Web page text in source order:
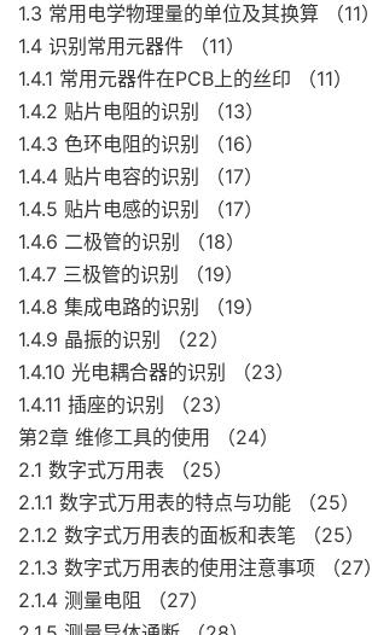
1.3 常用电学物理量的单位及其换算 （11）
1.4 识别常用元器件 （11）
1.4.1 常用元器件在PCB上的丝印 （11）
1.4.2 贴片电阻的识别 （13）
1.4.3 色环电阻的识别 （16）
1.4.4 贴片电容的识别 （17）
1.4.5 贴片电感的识别 （17）
1.4.6 二极管的识别 （18）
1.4.7 三极管的识别 （19）
1.4.8 集成电路的识别 （19）
1.4.9 晶振的识别 （22）
1.4.10 光电耦合器的识别 （23）
1.4.11 插座的识别 （23）
第2章 维修工具的使用 （24）
2.1 数字式万用表 （25）
2.1.1 数字式万用表的特点与功能 （25）
2.1.2 数字式万用表的面板和表笔 （25）
2.1.3 数字式万用表的使用注意事项 （27）
2.1.4 测量电阻 （27）